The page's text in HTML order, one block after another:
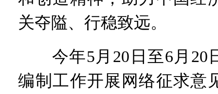
关夺隘、行稳致远。
今年5月20日至6月20
编制工作开展网络征求意